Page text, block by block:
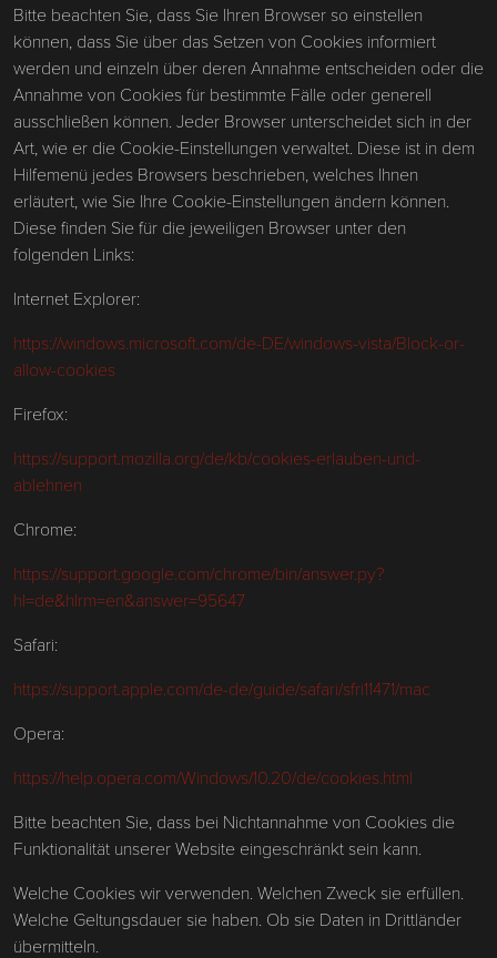
Bitte beachten Sie, dass Sie Ihren Browser so einstellen
können, dass Sie über das Setzen von Cookies informiert
werden und einzeln über deren Annahme entscheiden oder die
Annahme von Cookies für bestimmte Fälle oder generell
ausschließen können. Jeder Browser unterscheidet sich in der
Art, wie er die Cookie-Einstellungen verwaltet. Diese ist in dem
Hilfemenü jedes Browsers beschrieben, welches Ihnen
erläutert, wie Sie Ihre Cookie-Einstellungen ändern können.
Diese finden Sie für die jeweiligen Browser unter den
folgenden Links:
Internet Explorer:
https://windows.microsoft.com/de-DE/windows-vista/Block-or-
allow-cookies
Firefox:
https://support.mozilla.org/de/kb/cookies-erlauben-und-
ablehnen
Chrome:
https://support.google.com/chrome/bin/answer.py?
hl=de&hlrm=en&answer=95647
Safari:
https://support.apple.com/de-de/guide/safari/sfri11471/mac
Opera:
https://help.opera.com/Windows/10.20/de/cookies.html
Bitte beachten Sie, dass bei Nichtannahme von Cookies die
Funktionalität unserer Website eingeschränkt sein kann.
Welche Cookies wir verwenden. Welchen Zweck sie erfüllen.
Welche Geltungsdauer sie haben. Ob sie Daten in Drittländer
übermitteln.